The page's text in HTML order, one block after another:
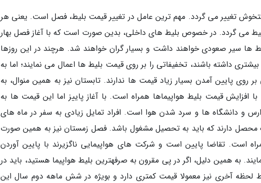
تغییر می گردد. مهم ترین عامل در تغییر قیمت بلیط، فصل است. یعنی هر
می گردد. در خصوص بلیط های داخلی، بدین صورت است که با آغاز فصل بهار
ها سیر صعودی خواهند داشت و بسیار گران خواهند شد. هرچند در این روزها
داشته باشند، تخفیفاتی را بر روی قیمت بلیط ها اعمال می نمایند؛ اما به
روی پایین آمدن بسیار زیاد قیمت ها ندارند. تابستان نیز به همین منوال، به
افزایش قیمت بلیط هواپیماها همراه است. با آغاز پاییز اما این قیمت ها به
و دانشگاه ها و سرد شدن هوا است. افراد تمایل زیادی به سفر در ماه های
دارند که باید به تحصیل مشغول باشد. فصل زمستان نیز به همین صورت
تقاضا پایین است و شرکت های هواپیمایی ناگزیرند با پایین آوردن
به همین دلیل، اگر در پی مقرون به صرفهترین بلیط هواپیما هستید، باید در
لحظه آخری نیز معمولا قیمت کمتری دارد و بویژه در شش ماهه دوم سال این